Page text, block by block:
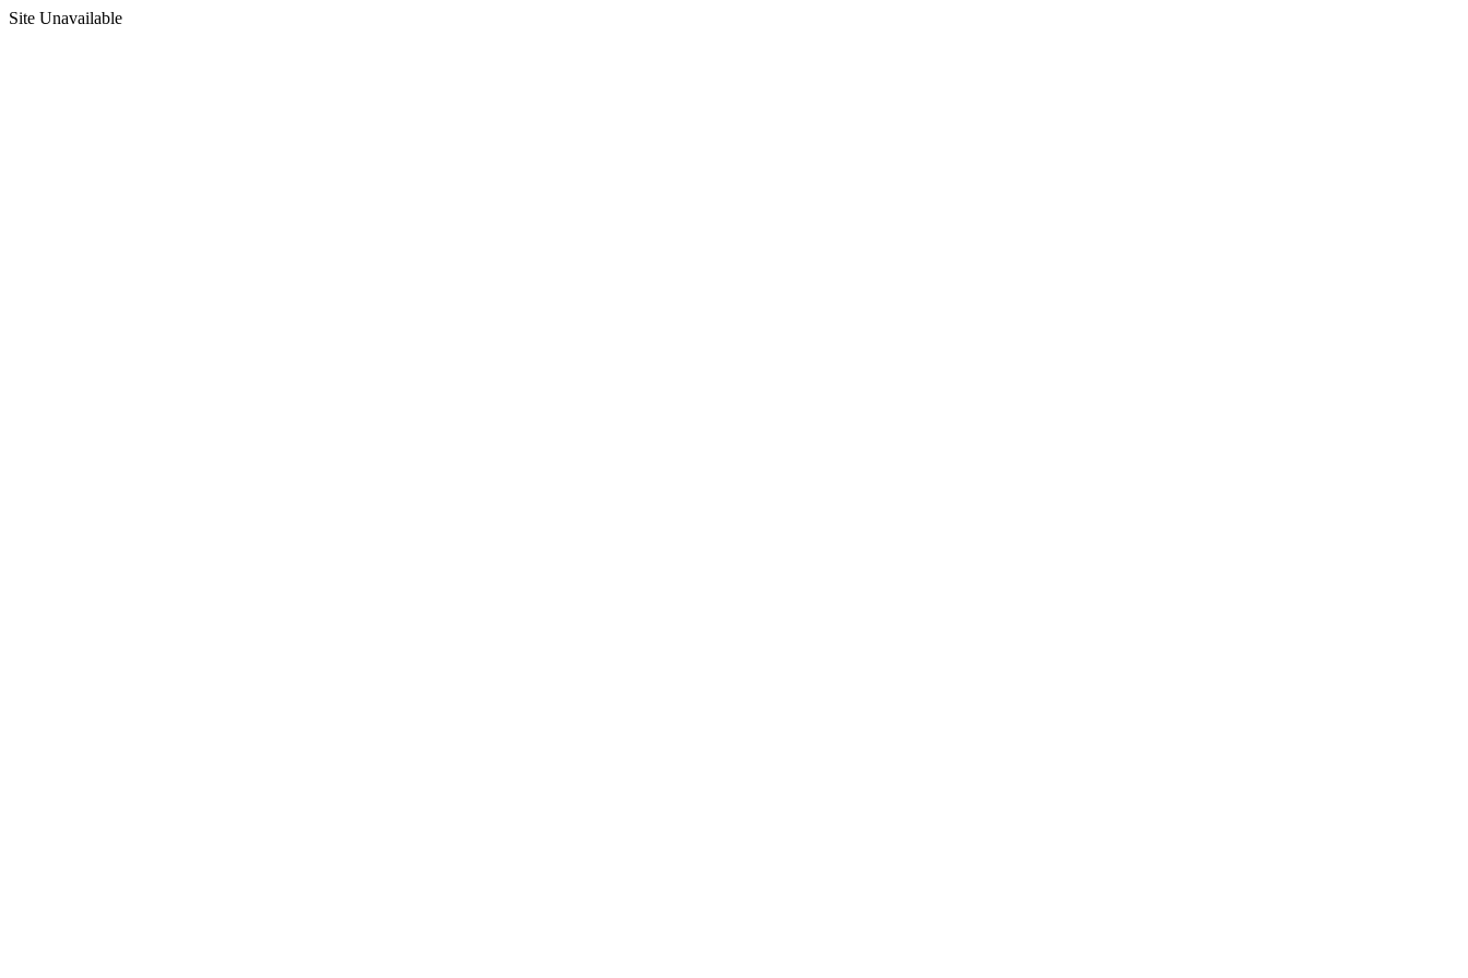
Site Unavailable